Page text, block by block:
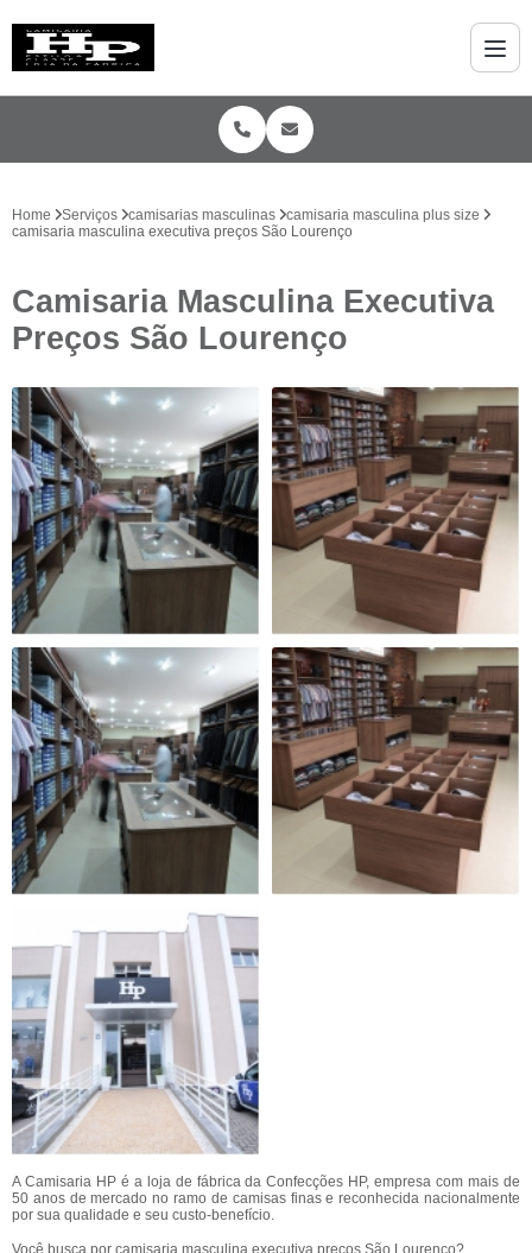
Home Serviços camisarias masculinas
camisaria masculina plus size
camisaria masculina executiva preços São Lourenço
Camisaria Masculina Executiva
Preços São Lourenço
A Camisaria HP é a loja de fábrica da Confecções HP, empresa com mais de
50 anos de mercado no ramo de camisas finas e reconhecida nacionalmente
por sua qualidade e seu custo-benefício.
Você busca por camisaria masculina executiva preços São Lourenço?